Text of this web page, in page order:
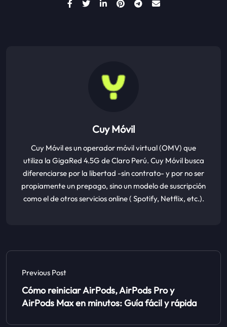
Cuy Móvil
Cuy Móvil es un operador móvil virtual (OMV) que
utiliza la GigaRed 4.5G de Claro Perú. Cuy Móvil busca
diferenciarse por la libertad -sin contrato- y por no ser
propiamente un prepago, sino un modelo de suscripción
como el de otros servicios online ( Spotify, Netflix, etc.).
Previous Post
Cómo reiniciar AirPods, AirPods Pro y
AirPods Max en minutos: Guía fácil y rápida